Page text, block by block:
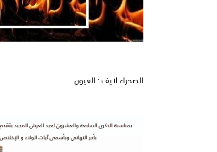
الصحراء لايف : العيون